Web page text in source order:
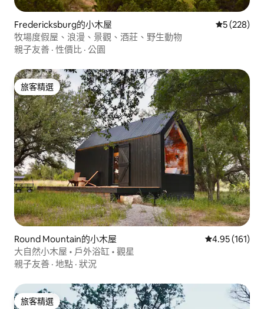
Fredericksburg的小木屋 從 228 則評
5 (228)
牧場度假屋、浪漫、景觀、酒莊、野生動物
親子友善 · 性價比 · 公園
旅客精選
旅客精選
Round Mountain的小木屋 從 161 則評價
4.95 (161)
大自然小木屋 • 戶外浴缸 • 觀星
親子友善 · 地點 · 狀況
旅客精選
旅客精選